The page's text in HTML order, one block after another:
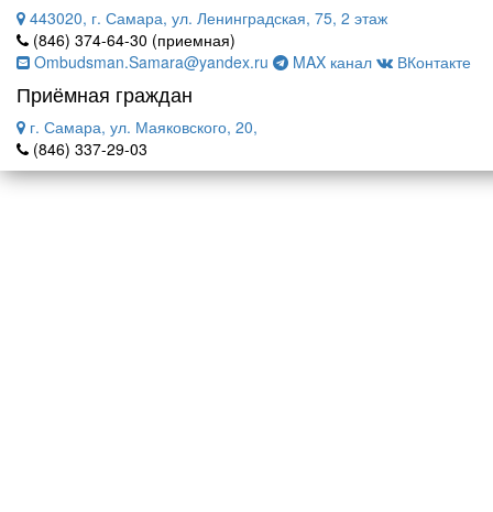
443020, г. Самара, ул. Ленинградская, 75, 2 этаж
(846) 374-64-30 (приемная)
Ombudsman.Samara@yandex.ru
MAX канал ВКонтакте
Приёмная граждан
г. Самара, ул. Маяковского, 20,
(846) 337-29-03